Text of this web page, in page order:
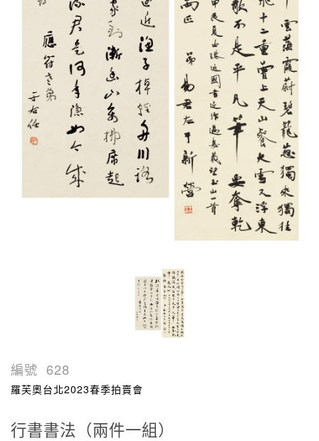
編號 628
羅芙奧台北2023春季拍賣會
行書書法（兩件一組）